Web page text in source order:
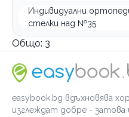
Индивидуални
стелки над №35
Общо: 3
easybook.bg вдъхновява
изглеждат добре - затова